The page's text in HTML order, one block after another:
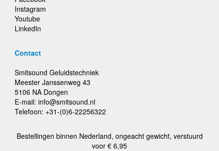
Instagram
Youtube
LinkedIn
Contact
Smitsound Geluidstechniek
Meester Janssenweg 43
5106 NA Dongen
E-mail: info@smitsound.nl
Telefoon: +31-(0)6-22256322
Bestellingen binnen Nederland, ongeacht gewicht, verstuurd
voor € 6,95